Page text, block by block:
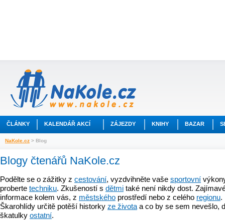
ČLÁNKY KALENDÁŘ AKCÍ ZÁJEZDY KNIHY BAZAR
NaKole.cz > Blog
Blogy čtenářů NaKole.cz
Podělte se o zážitky z cestování, vyzdvihněte vaše sportovní
proberte techniku. Zkušeností s dětmi také není nikdy dost.
informace kolem vás, z městského prostředí nebo z celého regionu.
Škarohlídy určitě potěší historky ze života a co by se sem nevešlo,
škatulky ostatní.